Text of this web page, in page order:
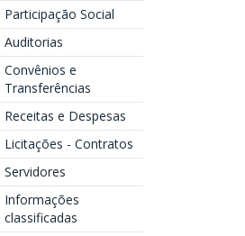
Participação Social
Auditorias
Convênios e
Transferências
Receitas e Despesas
Licitações - Contratos
Servidores
Informações
classificadas